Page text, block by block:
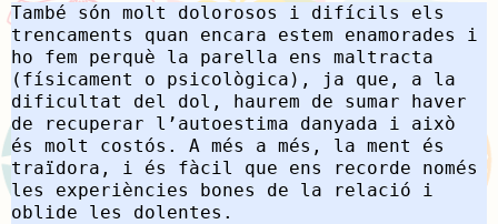
També són molt dolorosos i difícils els
trencaments quan encara estem enamorades i
ho fem perquè la parella ens maltracta
(físicament o psicològica), ja que, a la
dificultat del dol, haurem de sumar haver
de recuperar l’autoestima danyada i això
és molt costós. A més a més, la ment és
traïdora, i és fàcil que ens recorde només
les experiències bones de la relació i
oblide les dolentes.